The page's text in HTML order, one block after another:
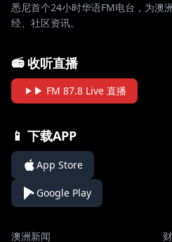
悉尼首个24小时华语FM电台，为澳
经、社区资讯。
📻 收听直播
▶ FM 87.8 Live 直播
📱 下载APP
App Store
Google Play
澳洲新闻